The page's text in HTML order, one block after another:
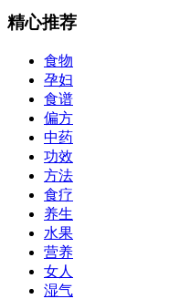
精心推荐
食物
孕妇
食谱
偏方
中药
功效
方法
食疗
养生
水果
营养
女人
湿气